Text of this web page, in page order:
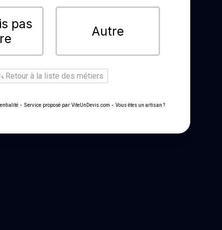
pas
Autre
Retour à la liste des métiers
- Service proposé par ViteUnDevis.com - Vous êtes un artisan ?